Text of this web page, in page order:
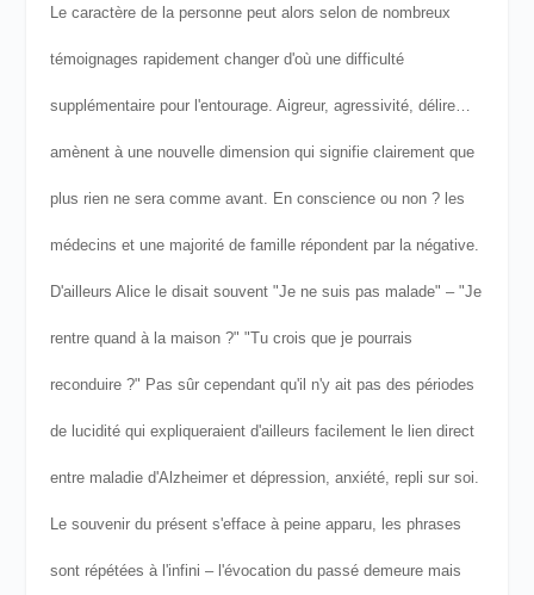
Le caractère de la personne peut alors selon de nombreux
témoignages rapidement changer d'où une difficulté
supplémentaire pour l'entourage. Aigreur, agressivité, délire…
amènent à une nouvelle dimension qui signifie clairement que
plus rien ne sera comme avant. En conscience ou non ? les
médecins et une majorité de famille répondent par la négative.
D'ailleurs Alice le disait souvent "Je ne suis pas malade" – "Je
rentre quand à la maison ?" "Tu crois que je pourrais
reconduire ?" Pas sûr cependant qu'il n'y ait pas des périodes
de lucidité qui expliqueraient d'ailleurs facilement le lien direct
entre maladie d'Alzheimer et dépression, anxiété, repli sur soi.
Le souvenir du présent s'efface à peine apparu, les phrases
sont répétées à l'infini – l'évocation du passé demeure mais